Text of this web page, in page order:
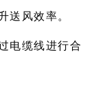
送风效率。
电缆线进行合